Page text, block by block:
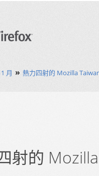
月 » 熱力四射的 Mozilla
射的